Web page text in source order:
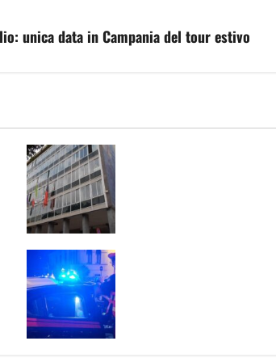
unica data in Campania del tour estivo